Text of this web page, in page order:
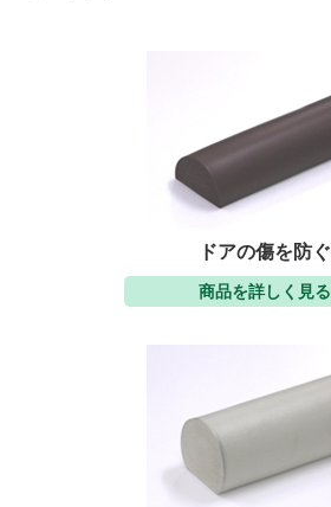
ドアの傷を防ぐ
商品を詳しく見る